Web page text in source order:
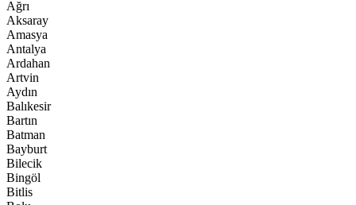
Ağrı
Aksaray
Amasya
Antalya
Ardahan
Artvin
Aydın
Balıkesir
Bartın
Batman
Bayburt
Bilecik
Bingöl
Bitlis